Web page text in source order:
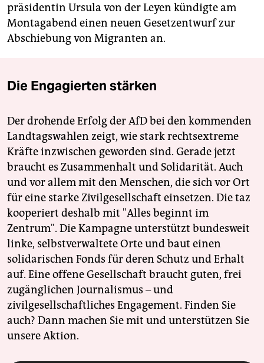
präsidentin Ursula von der Leyen kündigte am
Montagabend einen neuen Gesetzentwurf zur
Abschiebung von Migranten an.
Die Engagierten stärken
Der drohende Erfolg der AfD bei den kommenden
Landtagswahlen zeigt, wie stark rechtsextreme
Kräfte inzwischen geworden sind. Gerade jetzt
braucht es Zusammenhalt und Solidarität. Auch
und vor allem mit den Menschen, die sich vor Ort
für eine starke Zivilgesellschaft einsetzen. Die taz
kooperiert deshalb mit "Alles beginnt im
Zentrum". Die Kampagne unterstützt bundesweit
linke, selbstverwaltete Orte und baut einen
solidarischen Fonds für deren Schutz und Erhalt
auf. Eine offene Gesellschaft braucht guten, frei
zugänglichen Journalismus – und
zivilgesellschaftliches Engagement. Finden Sie
auch? Dann machen Sie mit und unterstützen Sie
unsere Aktion.